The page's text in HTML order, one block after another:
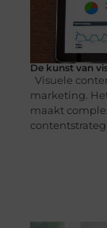
De kunst van
Visuele
marketing.
maakt